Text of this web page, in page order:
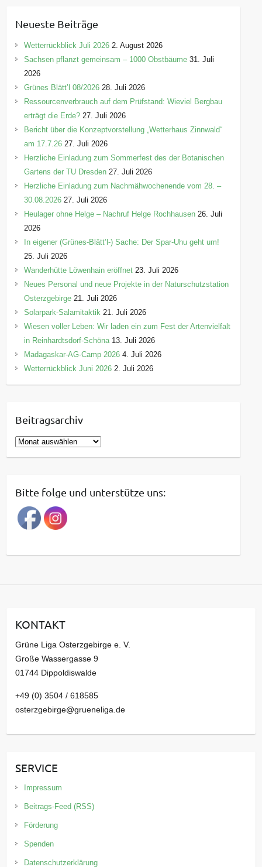
g
o
r
e
n
Neueste Beiträge
Wetterrückblick Juli 2026 2. August 2026
Sachsen pflanzt gemeinsam – 1000 Obstbäume 31. Juli
2026
Grünes Blätt’l 08/2026 28. Juli 2026
Ressourcenverbrauch auf dem Prüfstand: Wieviel Bergbau
erträgt die Erde? 27. Juli 2026
Bericht über die Konzeptvorstellung „Wetterhaus Zinnwald“
am 17.7.26 27. Juli 2026
Herzliche Einladung zum Sommerfest des der Botanischen
Gartens der TU Dresden 27. Juli 2026
Herzliche Einladung zum Nachmähwochenende vom 28. –
30.08.2026 27. Juli 2026
Heulager ohne Helge – Nachruf Helge Rochhausen 26. Juli
2026
In eigener (Grünes-Blätt’l-) Sache: Der Spar-Uhu geht um!
25. Juli 2026
Wanderhütte Löwenhain eröffnet 23. Juli 2026
Neues Personal und neue Projekte in der Naturschutzstation
Osterzgebirge 21. Juli 2026
Solarpark-Salamitaktik 21. Juli 2026
Wiesen voller Leben: Wir laden ein zum Fest der Artenvielfalt
in Reinhardtsdorf-Schöna 13. Juli 2026
Madagaskar-AG-Camp 2026 4. Juli 2026
Wetterrückblick Juni 2026 2. Juli 2026
Beitragsarchiv
B
e
r
a
g
a
v
Bitte folge und unterstütze uns:
KONTAKT
Grüne Liga Osterzgebirge e. V.
Große Wassergasse 9
01744 Dippoldiswalde
+49 (0) 3504 / 618585
osterzgebirge@grueneliga.de
SERVICE
Impressum
Beitrags-Feed (RSS)
Förderung
Spenden
Datenschutzerklärung